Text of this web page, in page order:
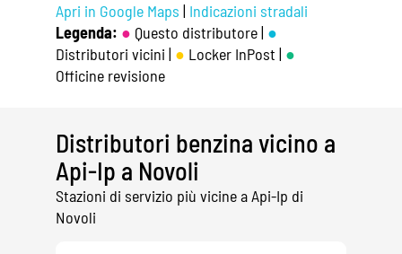
Apri in Google Maps | Indicazioni stradali
Legenda: ● Questo distributore | ●
Distributori vicini | ● Locker InPost | ●
Officine revisione
Distributori benzina vicino a
Api-Ip a Novoli
Stazioni di servizio più vicine a Api-Ip di
Novoli